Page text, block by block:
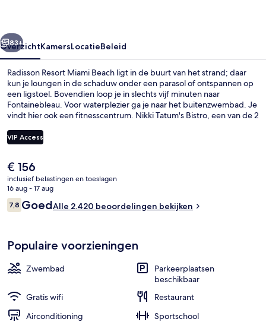
Volgende
83+
OverzichtKamersLocatieBeleid
Radisson Resort Miami Beach ligt in de buurt van het strand; daar
kun je loungen in de schaduw onder een parasol of ontspannen op
een ligstoel. Bovendien loop je in slechts vijf minuten naar
Fontainebleau. Voor waterplezier ga je naar het buitenzwembad. Je
vindt hier ook een fitnesscentrum. Nikki Tatum's Bistro, een van de 2
de hoogtepunten behoren ook 2 bars/lounges, een bar aan het
zwembad en een terras. Andere reizigers raden de accommodatie
VIP Access
De
huidige
prijs
is
€ 156
€ 156
inclusief belastingen en toeslagen
16 aug - 17 aug
Beoordelingen
7,87,8 op 10 –
GoedAlle 2.420 beoordelingen bekijken
Populaire voorzieningen
Zwembad
Parkeerplaatsen
beschikbaar
Gratis wifi
Restaurant
Airconditioning
Sportschool